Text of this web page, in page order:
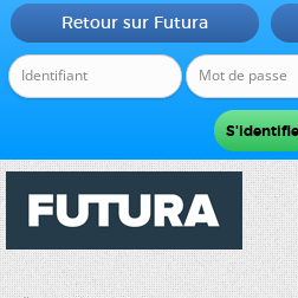
Retour sur Futura